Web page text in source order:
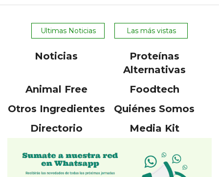
Ultimas Noticias Las más vistas
Noticias
Proteínas
Alternativas
Animal Free
Foodtech
Otros Ingredientes
Quiénes Somos
Directorio
Media Kit